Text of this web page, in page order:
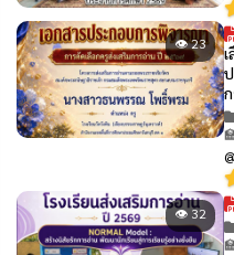
👁 23
👁 32